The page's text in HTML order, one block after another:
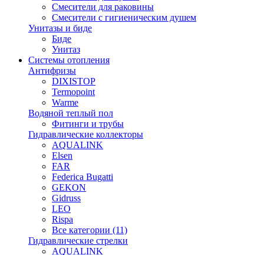
Смесители для раковины
Смесители с гигиеническим душем
Унитазы и биде
Биде
Унитаз
Системы отопления
Антифризы
DIXISTOP
Termopoint
Warme
Водяной теплый пол
Фитинги и трубы
Гидравлические коллекторы
AQUALINK
Elsen
FAR
Federica Bugatti
GEKON
Gidruss
LEO
Rispa
Все категории (11)
Гидравлические стрелки
AQUALINK